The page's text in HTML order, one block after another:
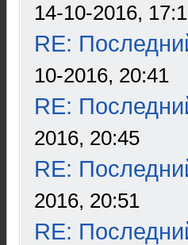
14-10-2016,
RE:
10-2016, 20:41
RE:
2016, 20:45
RE:
2016, 20:51
RE: